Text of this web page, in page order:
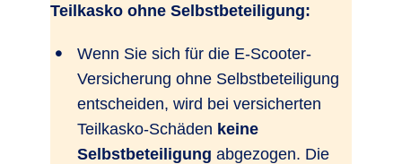
Teilkasko ohne Selbstbeteiligung:
Wenn Sie sich für die E-Scooter-
Versicherung ohne Selbstbeteiligung
entscheiden, wird bei versicherten
Teilkasko-Schäden keine
Selbstbeteiligung abgezogen. Die